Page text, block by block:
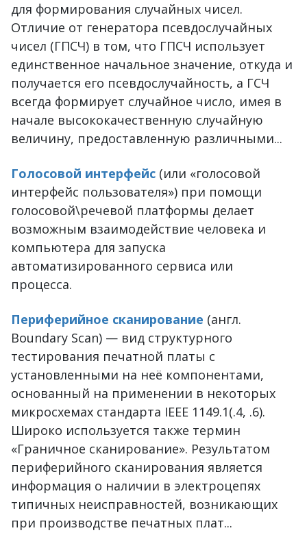
для формирования случайных чисел.
Отличие от генератора псевдослучайных
чисел (ГПСЧ) в том, что ГПСЧ использует
единственное начальное значение, откуда и
получается его псевдослучайность, а ГСЧ
всегда формирует случайное число, имея в
начале высококачественную случайную
величину, предоставленную различными...
Голосовой интерфейс (или «голосовой
интерфейс пользователя») при помощи
голосовой\речевой платформы делает
возможным взаимодействие человека и
компьютера для запуска
автоматизированного сервиса или
процесса.
Периферийное сканирование (англ.
Boundary Scan) — вид структурного
тестирования печатной платы с
установленными на неё компонентами,
основанный на применении в некоторых
микросхемах стандарта IEEE 1149.1(.4, .6).
Широко используется также термин
«Граничное сканирование». Результатом
периферийного сканирования является
информация о наличии в электроцепях
типичных неисправностей, возникающих
при производстве печатных плат...